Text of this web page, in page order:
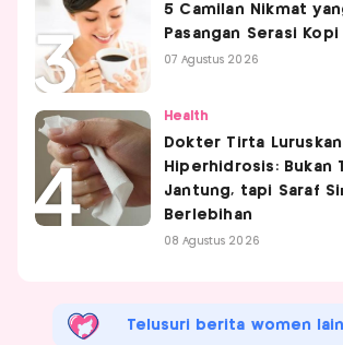
5 Camilan Nikmat
Pasangan Serasi
07 Agustus 2026
Health
Dokter Tirta
Hiperhidrosis: Bukan
Jantung, tapi Saraf
Berlebihan
08 Agustus 2026
Telusuri berita women